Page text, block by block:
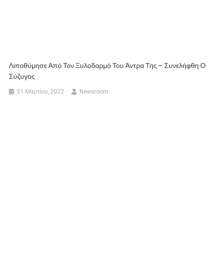
Λιποθύμησε Από Τον Ξυλοδαρμό Του Άντρα Της – Συνελήφθη Ο
Σύζυγος
21 Μαρτίου, 2022 Newsroom